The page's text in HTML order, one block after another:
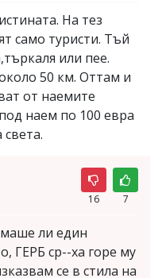
На тез
само туристи. Тъй
или пее.
50 км. Оттам и
от наемите
наем по 100 евра
16 7
ли един
ГЕРБ ср--ха горе му
се в стила на